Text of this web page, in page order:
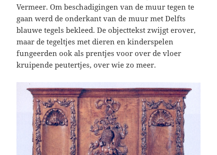
Vermeer. Om beschadigingen van de muur tegen te
gaan werd de onderkant van de muur met Delfts
blauwe tegels bekleed. De objecttekst zwijgt erover,
maar de tegeltjes met dieren en kinderspelen
fungeerden ook als prentjes voor over de vloer
kruipende peutertjes, over wie zo meer.